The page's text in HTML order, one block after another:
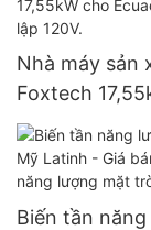
Nhà máy sản
Foxtech
Colombia, hệ
Biến tần